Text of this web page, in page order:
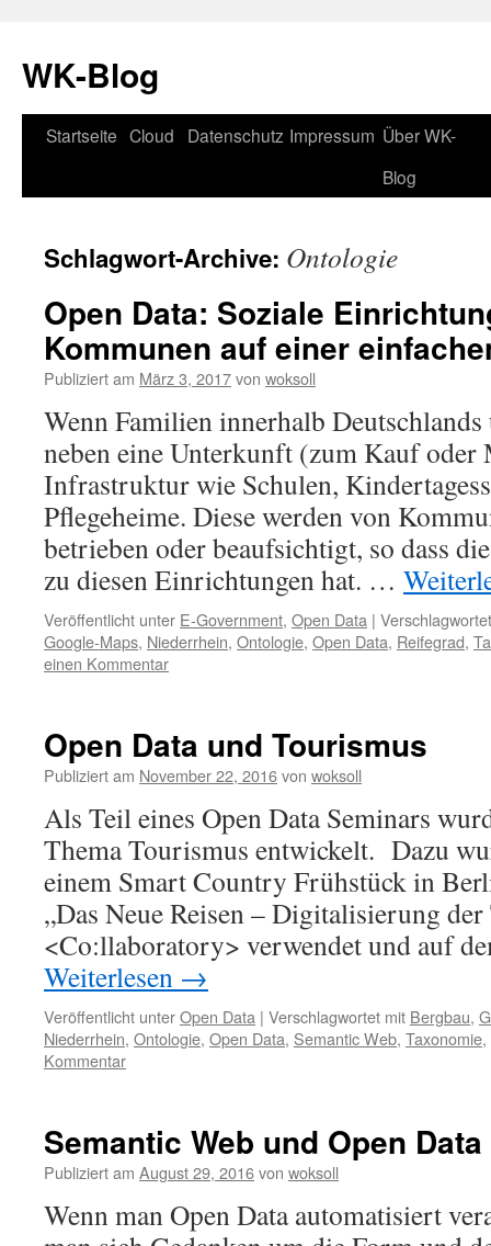
WK-Blog
Springe
Startseite Cloud Datenschutz Impressum Über WK-
Blog
Schlagwort-Archive: Ontologie
Open Data: Soziale
Kommunen auf einer
Publiziert am März 3, 2017von woksoll
Wenn Familien innerhalb Deutschlands
neben eine Unterkunft (zum Kauf oder
Infrastruktur wie Schulen,
Pflegeheime. Diese werden von
betrieben oder beaufsichtigt, so dass
zu diesen Einrichtungen hat. …
Veröffentlicht unter E-Government, Open Data |
Google-Maps, Niederrhein, Ontologie, Open Data, Reifegrad,
einen Kommentar
Open Data und Tourismus
Publiziert am November 22, 2016von woksoll
Als Teil eines Open Data Seminars
Thema Tourismus entwickelt. Dazu
einem Smart Country Frühstück in
„Das Neue Reisen – Digitalisierung
<Co:llaboratory> verwendet und auf
Weiterlesen →
Veröffentlicht unterOpen Data | Verschlagwortet mit Bergbau,
Niederrhein, Ontologie, Open Data, Semantic Web, Taxonomie,
Kommentar
Semantic Web und Open Data
Publiziert am August 29, 2016von woksoll
Wenn man Open Data automatisiert